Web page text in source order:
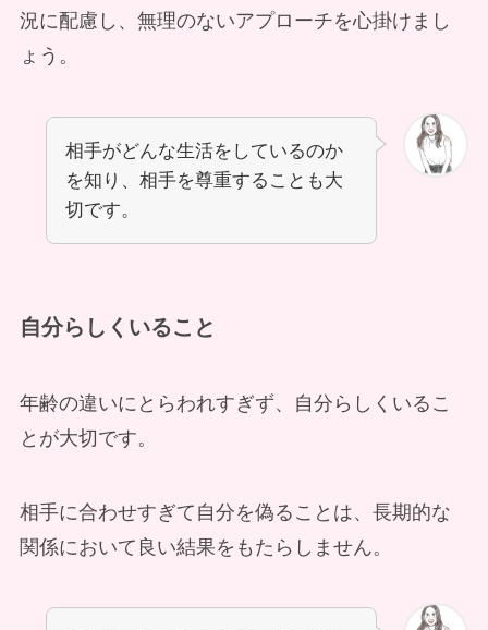
況に配慮し、無理のないアプローチを心掛けまし
ょう。
相手がどんな生活をしているのか
を知り、相手を尊重することも大
切です。
自分らしくいること
年齢の違いにとらわれすぎず、自分らしくいるこ
とが大切です。
相手に合わせすぎて自分を偽ることは、長期的な
関係において良い結果をもたらしません。